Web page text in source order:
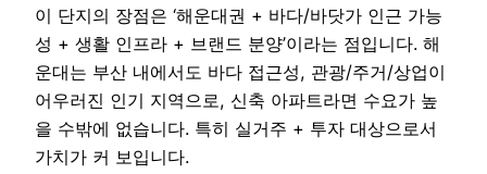
이 단지의 장점은 ‘해운대권 + 바다/바닷가 인근 가능
성 + 생활 인프라 + 브랜드 분양’이라는 점입니다. 해
운대는 부산 내에서도 바다 접근성, 관광/주거/상업이
어우러진 인기 지역으로, 신축 아파트라면 수요가 높
을 수밖에 없습니다. 특히 실거주 + 투자 대상으로서
가치가 커 보입니다.